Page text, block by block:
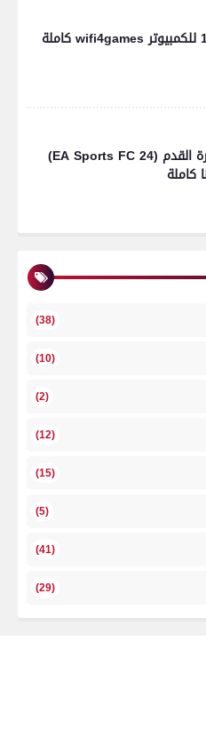
تحميل فيفا 16 للكمبيوتر wifi4games كاملة
تحميل لعبة كرة القدم (EA Sports FC 24)
كاملة
(38)
(10)
(2)
(12)
(15)
(5)
(41)
(29)